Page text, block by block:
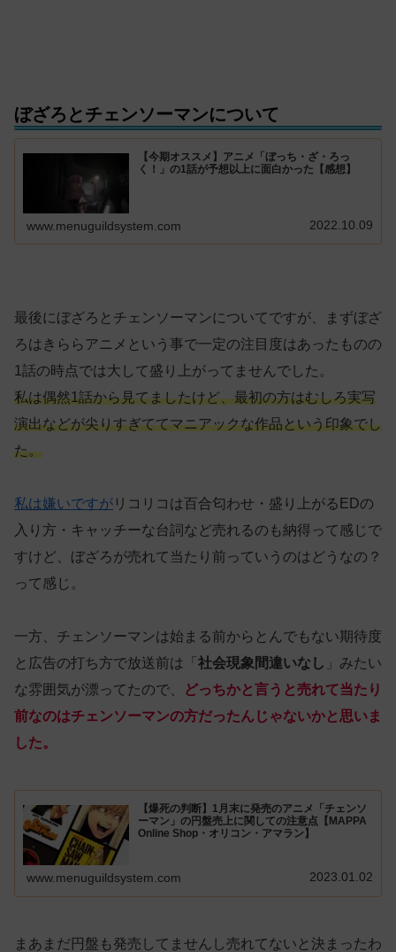
ぼざろとチェンソーマンについて
【今期オススメ】アニメ「ぼっち・ざ・ろっ
く！」の1話が予想以上に面白かった【感想】
www.menuguildsystem.com 2022.10.09
最後にぼざろとチェンソーマンについてですが、まずぼざ
ろはきららアニメという事で一定の注目度はあったものの
1話の時点では大して盛り上がってませんでした。
私は偶然1話から見てましたけど、最初の方はむしろ実写
演出などが尖りすぎててマニアックな作品という印象でし
た。
私は嫌いですが リコリコは百合匂わせ・盛り上がるEDの
入り方・キャッチーな台詞など売れるのも納得って感じで
すけど、ぼざろが売れて当たり前っていうのはどうなの？
って感じ。
一方、チェンソーマンは始まる前からとんでもない期待度
と広告の打ち方で放送前は「 社会現象間違いなし 」みたい
な雰囲気が漂ってたので、
どっちかと言うと売れて当たり
前なのはチェンソーマンの方だったんじゃないかと思いま
した。
【爆死の判断】1月末に発売のアニメ「チェンソ
ーマン」の円盤売上に関しての注意点【MAPPA
Online Shop・オリコン・アマラン】
www.menuguildsystem.com 2023.01.02
まあまだ円盤も発売してませんし売れてないと決まったわ